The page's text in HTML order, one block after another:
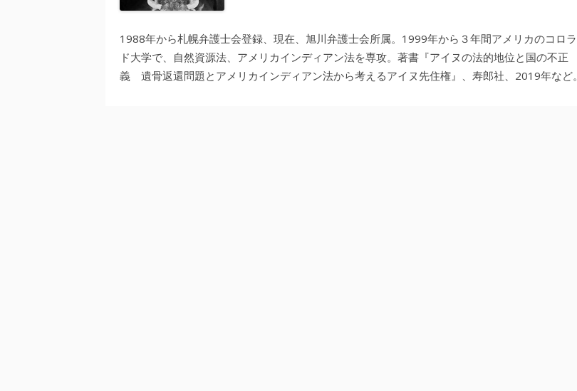
1988年から札幌弁護士会登録、現在、旭川弁護士会所属。1999年から３年間アメリカのコロラ
ド大学で、自然資源法、アメリカインディアン法を専攻。著書『アイヌの法的地位と国の不正
義 遺骨返還問題とアメリカインディアン法から考えるアイヌ先住権』、寿郎社、2019年など。